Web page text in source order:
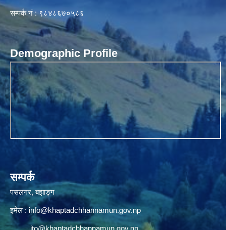
सम्पर्क नं : ९८४८६७०५८६
Demographic Profile
सम्पर्क
पसलगर, बझाङ्ग
इमेल : info@khaptadchhannamun.gov.np